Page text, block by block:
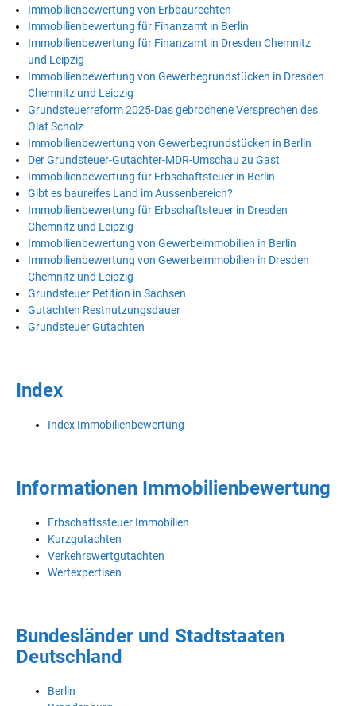
Immobilienbewertung von Erbbaurechten
Immobilienbewertung für Finanzamt in Berlin
Immobilienbewertung für Finanzamt in Dresden Chemnitz
und Leipzig
Immobilienbewertung von Gewerbegrundstücken in Dresden
Chemnitz und Leipzig
Grundsteuerreform 2025-Das gebrochene Versprechen des
Olaf Scholz
Immobilienbewertung von Gewerbegrundstücken in Berlin
Der Grundsteuer-Gutachter-MDR-Umschau zu Gast
Immobilienbewertung für Erbschaftsteuer in Berlin
Gibt es baureifes Land im Aussenbereich?
Immobilienbewertung für Erbschaftsteuer in Dresden
Chemnitz und Leipzig
Immobilienbewertung von Gewerbeimmobilien in Berlin
Immobilienbewertung von Gewerbeimmobilien in Dresden
Chemnitz und Leipzig
Grundsteuer Petition in Sachsen
Gutachten Restnutzungsdauer
Grundsteuer Gutachten
Index
Index Immobilienbewertung
Informationen Immobilienbewertung
Erbschaftssteuer Immobilien
Kurzgutachten
Verkehrswertgutachten
Wertexpertisen
Bundesländer und Stadtstaaten
Deutschland
Berlin